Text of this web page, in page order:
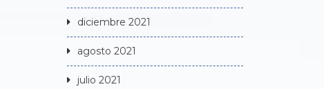
diciembre 2021
agosto 2021
julio 2021